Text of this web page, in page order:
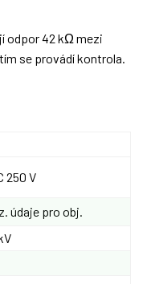
odpor 42 kΩ mezi
se provádí kontrola.
250 V
údaje pro obj.